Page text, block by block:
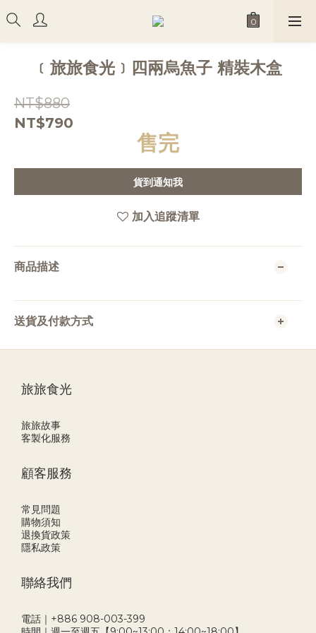
﹝旅旅食光﹞四兩烏魚子 精裝木盒
NT$880
NT$790
售完
貨到通知我
加入追蹤清單
商品描述
送貨及付款方式
旅旅食光
旅旅故事
客製化服務
顧客服務
常見問題
購物須知
退換貨政策
隱私政策
聯絡我們
電話｜+886 908-003-399